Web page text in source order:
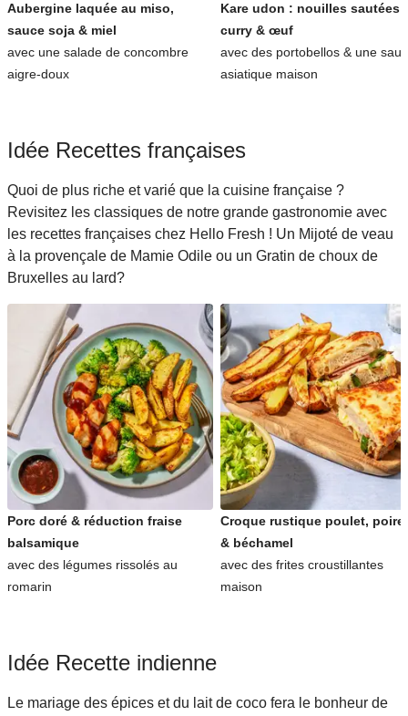
Aubergine laquée au miso,
sauce soja & miel
avec une salade de concombre
aigre-doux
Kare udon : nouilles sautées
curry & œuf
avec des portobellos & une
asiatique maison
Idée Recettes françaises
Quoi de plus riche et varié que la cuisine française ?
Revisitez les classiques de notre grande gastronomie avec
les recettes françaises chez Hello Fresh ! Un Mijoté de veau
à la provençale de Mamie Odile ou un Gratin de choux de
Bruxelles au lard?
Porc doré & réduction fraise
balsamique
avec des légumes rissolés au
romarin
Croque rustique poulet,
& béchamel
avec des frites croustillantes
maison
Idée Recette indienne
Le mariage des épices et du lait de coco fera le bonheur de